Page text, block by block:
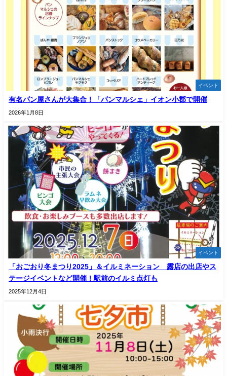
イベント
有名パン屋さんが大集合！「パンマルシェ」イオン小郡で開催
2026年1月8日
イベント
「おごおり冬まつり2025」＆イルミネーション 露店の出店やス
テージイベントなど開催！駅前のイルミ点灯も
2025年12月4日